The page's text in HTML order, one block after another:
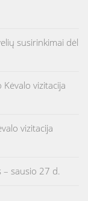
susirinkimai dėl
vizitacija
vizitacija
– sausio 27 d.